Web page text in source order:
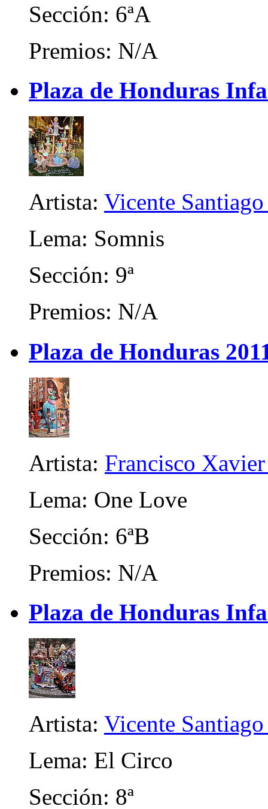
Sección: 6ªA
Premios: N/A
Plaza de Honduras
Artista: Vicente
Lema: Somnis
Sección: 9ª
Premios: N/A
Plaza de Honduras
Artista: Francisco
Lema: One Love
Sección: 6ªB
Premios: N/A
Plaza de Honduras
Artista: Vicente
Lema: El Circo
Sección: 8ª